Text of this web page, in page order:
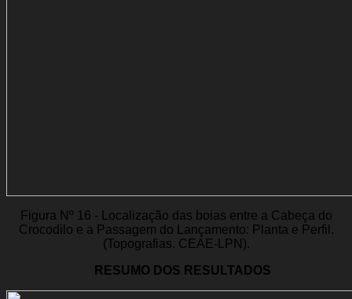
Figura Nº 16 - Localização das boias entre a Cabeça do
Crocodilo e a Passagem do Lançamento: Planta e Perfil.
(Topografias. CEAE-LPN).
RESUMO DOS RESULTADOS